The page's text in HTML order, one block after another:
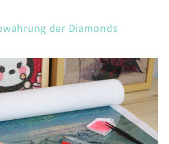
der Diamonds